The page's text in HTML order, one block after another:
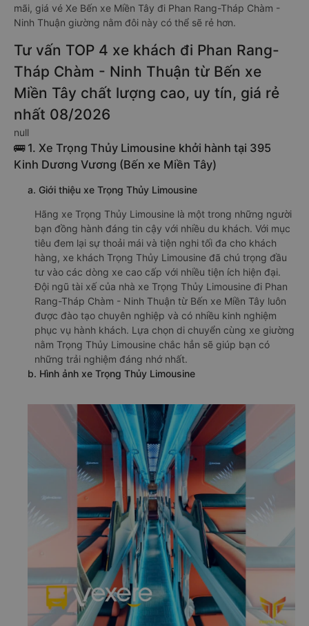
mãi, giá vé Xe Bến xe Miền Tây đi Phan Rang-Tháp Chàm -
Ninh Thuận giường nằm đôi này có thể sẽ rẻ hơn.
Tư vấn TOP 4 xe khách đi Phan Rang-
Tháp Chàm - Ninh Thuận từ Bến xe
Miền Tây chất lượng cao, uy tín, giá rẻ
nhất 08/2026
null
🚌 1. Xe Trọng Thủy Limousine khởi hành tại 395
Kinh Dương Vương (Bến xe Miền Tây)
a. Giới thiệu xe Trọng Thủy Limousine
Hãng xe Trọng Thủy Limousine là một trong những người
bạn đồng hành đáng tin cậy với nhiều du khách. Với mục
tiêu đem lại sự thoải mái và tiện nghi tối đa cho khách
hàng, xe khách Trọng Thủy Limousine đã chú trọng đầu
tư vào các dòng xe cao cấp với nhiều tiện ích hiện đại.
Đội ngũ tài xế của nhà xe Trọng Thủy Limousine đi Phan
Rang-Tháp Chàm - Ninh Thuận từ Bến xe Miền Tây luôn
được đào tạo chuyên nghiệp và có nhiều kinh nghiệm
phục vụ hành khách. Lựa chọn di chuyển cùng xe giường
nằm Trọng Thủy Limousine chắc hẳn sẽ giúp bạn có
những trải nghiệm đáng nhớ nhất.
b. Hình ảnh xe Trọng Thủy Limousine